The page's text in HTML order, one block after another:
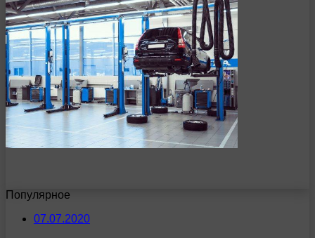
Популярное
07.07.2020